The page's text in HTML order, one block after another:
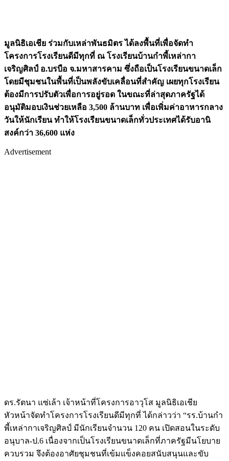
มูลนิธิเอเชีย ร่วมกับเหล่าพันธมิตร ได้ลงพื้นที่เพื่อจัดทำ
โครงการโรงเรียนดีมีทุกที่ ณ โรงเรียนบ้านกำพี้เหล่ากา
เจริญศิลป์ อ.บรบือ จ.มหาสารคาม ซึ่งถือเป็นโรงเรียนขนาดเล็ก
โดยมีชุมชนในพื้นที่เป็นพลังขับเคลื่อนที่สำคัญ เผยทุกโรงเรียน
ต้องมีการปรับตัวเพื่อการอยู่รอด ในขณะที่ล่าสุดภาครัฐได้
อนุมัติมอบเงินช่วยเหลือ 3,500 ล้านบาท เพื่อเพิ่มค่าอาหารกลาง
วันให้นักเรียน ทำให้โรงเรียนขนาดเล็กทั่วประเทศได้รับอานิ
สงค์กว่า 36,600 แห่ง
Advertisement
ดร.รัตนา แซ่เล้า เจ้าหน้าที่โครงการอาวุโส มูลนิธิเอเชีย
หัวหน้าจัดทำโครงการโรงเรียนดีมีทุกที่ ได้กล่าวว่า “รร.บ้านกำ
พี้เหล่ากาเจริญศิลป์ มีนักเรียนจำนวน 120 คน เปิดสอนในระดับ
อนุบาล-ป.6 เนื่องจากเป็นโรงเรียนขนาดเล็กที่ภาครัฐมีนโยบาย
ควบรวม จึงต้องอาศัยชุมชนที่เข้มแข็งคอยสนับสนุนและขับ